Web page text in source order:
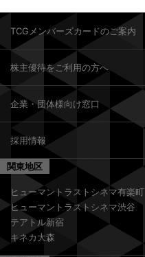
TCGメンバーズカードのご案内
株主優待をご利用の方へ
企業・団体様向け窓口
採用情報
関東地区
ヒューマントラストシネマ有楽町
ヒューマントラストシネマ渋谷
テアトル新宿
キネカ大森